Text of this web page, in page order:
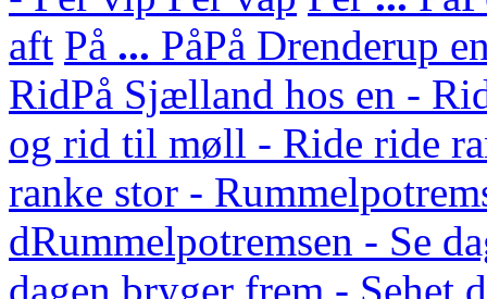
aft På ... PåPå Drenderup
RidPå Sjælland hos en -
og rid til møll - Ride ride
ranke stor -
dRummelpotremsen - Se
dagen bryger frem - Sehet